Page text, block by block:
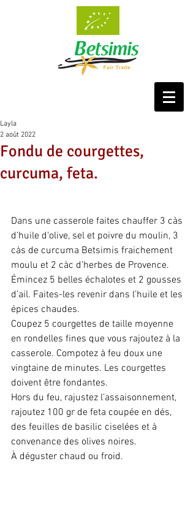
Fondu de courgettes,
curcuma, feta.
Layla
2 août 2022
Dans une casserole faites chauffer 3 càs
d’huile d’olive, sel et poivre du moulin, 3
càs de curcuma Betsimis fraichement
moulu et 2 càc d’herbes de Provence.
Émincez 5 belles échalotes et 2 gousses
d’ail. Faites-les revenir dans l’huile et les
épices chaudes.
Coupez 5 courgettes de taille moyenne
en rondelles fines que vous rajoutez à la
casserole. Compotez à feu doux une
vingtaine de minutes. Les courgettes
doivent être fondantes.
Hors du feu, rajustez l’assaisonnement,
rajoutez 100 gr de feta coupée en dés,
des feuilles de basilic ciselées et à
convenance des olives noires.
À déguster chaud ou froid.